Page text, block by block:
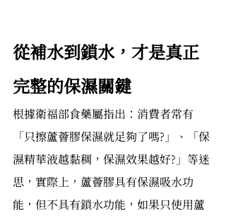
從補水到鎖水，才是真正
完整的保濕關鍵
根據衛福部食藥屬指出：消費者常有
「只擦蘆薈膠保濕就足夠了嗎?」、「保
濕精華液越黏稠，保濕效果越好?」等迷
思，實際上，蘆薈膠具有保濕吸水功
能，但不具有鎖水功能，如果只使用蘆